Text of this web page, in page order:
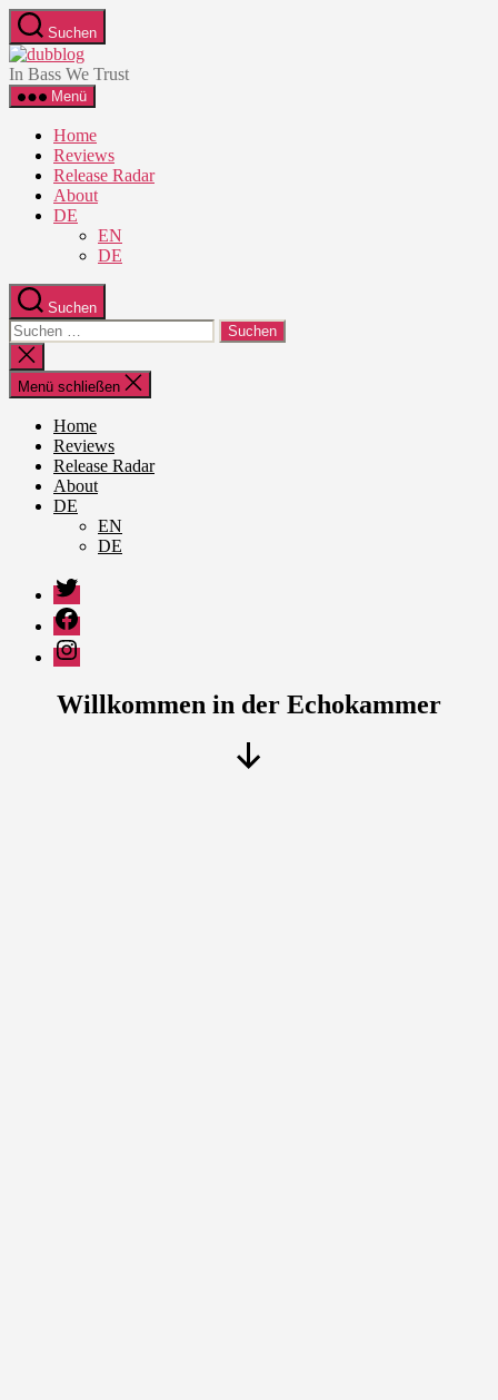
Zum
Inhalt
springen
Suchen
dubblog
In Bass We Trust
Menü
Home
Reviews
Release Radar
About
DE
EN
DE
Suchen
Suche
nach:
Suche
schließen
Menü schließen
Home
Reviews
Release Radar
About
DE
EN
DE
Twitter
Facebook
Instagram
Willkommen in der Echokammer